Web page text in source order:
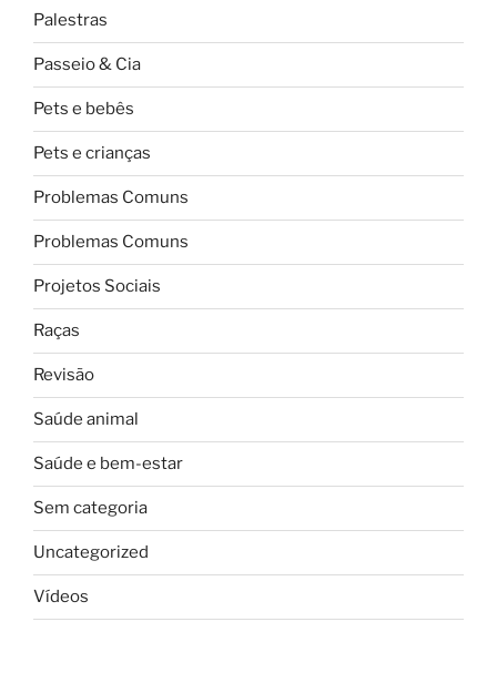
Palestras
Passeio & Cia
Pets e bebês
Pets e crianças
Problemas Comuns
Problemas Comuns
Projetos Sociais
Raças
Revisão
Saúde animal
Saúde e bem-estar
Sem categoria
Uncategorized
Vídeos